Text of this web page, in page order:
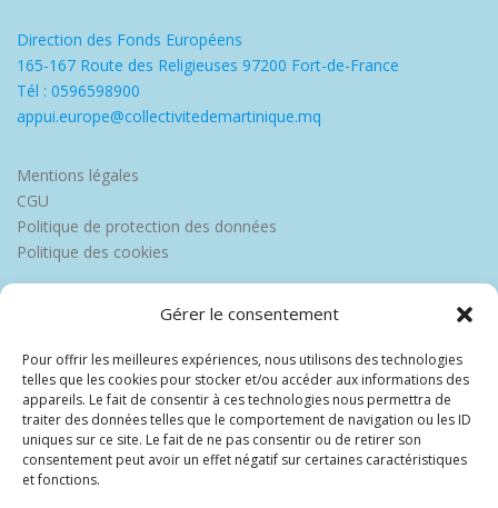
Gérer le consentement
Pour offrir les meilleures expériences, nous utilisons des technologies
telles que les cookies pour stocker et/ou accéder aux informations des
appareils. Le fait de consentir à ces technologies nous permettra de
traiter des données telles que le comportement de navigation ou les ID
uniques sur ce site. Le fait de ne pas consentir ou de retirer son
consentement peut avoir un effet négatif sur certaines caractéristiques
et fonctions.
Direction des Fonds Européens
165-167 Route des Religieuses 97200 Fort-de-France
Tél : 0596598900
appui.europe@collectivitedemartinique.mq
Mentions légales
CGU
Politique de protection des données
Politique des cookies